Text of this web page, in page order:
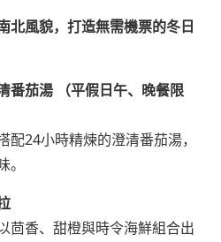
北風貌，打造無需機票的冬日
番茄湯 （平假日午、晚餐限
24小時精煉的澄清番茄湯，
茴香、甜橙與時令海鮮組合出